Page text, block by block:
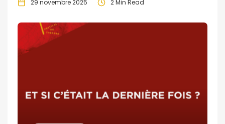
29 novembre 2025 2 Min Read